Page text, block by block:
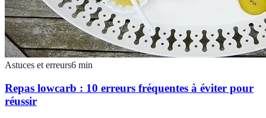
Astuces et erreurs6 min
Repas lowcarb : 10 erreurs fréquentes à éviter pour
réussir